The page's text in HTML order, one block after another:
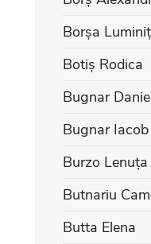
Borșa
Botiș Rodica
Bugnar
Bugnar Iacob
Burzo Lenuța
Butnariu
Butta Elena